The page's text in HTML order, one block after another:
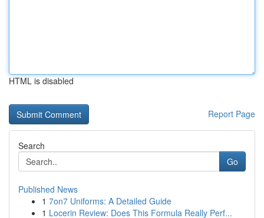
HTML is disabled
Report Page
Search
Go
Published News
1 7on7 Uniforms: A Detailed Guide
1 Locerin Review: Does This Formula Really Perf...